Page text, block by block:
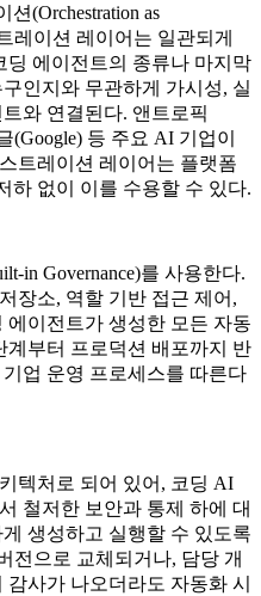
(Orchestration as
레이션 레이어는 일관되게
딩 에이전트의 종류나 마지막
인지와 무관하게 가시성, 실
와 연결된다. 앤트로픽
(Google) 등 주요 AI 기업이
트레이션 레이어는 플랫폼
하 없이 이를 수용할 수 있다.
in Governance)를 사용한다.
장소, 역할 기반 접근 제어,
에이전트가 생성한 모든 자동
계부터 프로덕션 배포까지 반
업 운영 프로세스를 따른다
텍처로 되어 있어, 코딩 AI
철저한 보안과 통제 하에 대
생성하고 실행할 수 있도록
전으로 교체되거나, 담당 개
사가 나오더라도 자동화 시